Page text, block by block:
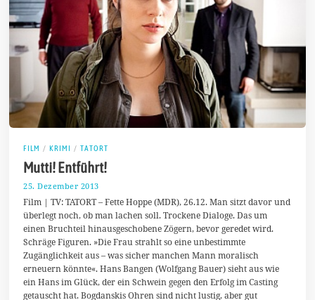
FILM / KRIMI / TATORT
Mutti! Entführt!
25. Dezember 2013
e
b
r
a
r
2
0
Film | TV: TATORT – Fette Hoppe (MDR), 26.12. Man sitzt davor und
überlegt noch, ob man lachen soll. Trockene Dialoge. Das um
einen Bruchteil hinausgeschobene Zögern, bevor geredet wird.
Schräge Figuren. »Die Frau strahlt so eine unbestimmte
Zugänglichkeit aus – was sicher manchen Mann moralisch
erneuern könnte«. Hans Bangen (Wolfgang Bauer) sieht aus wie
ein Hans im Glück, der ein Schwein gegen den Erfolg im Casting
getauscht hat. Bogdanskis Ohren sind nicht lustig, aber gut